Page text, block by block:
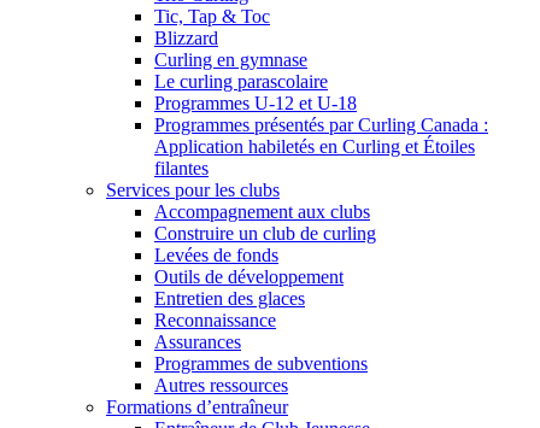
Tic, Tap & Toc
Blizzard
Curling en gymnase
Le curling parascolaire
Programmes U-12 et U-18
Programmes présentés par Curling Canada :
Application habiletés en Curling et Étoiles
filantes
Services pour les clubs
Accompagnement aux clubs
Construire un club de curling
Levées de fonds
Outils de développement
Entretien des glaces
Reconnaissance
Assurances
Programmes de subventions
Autres ressources
Formations d’entraîneur